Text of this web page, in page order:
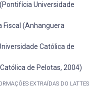
Universidade
Fiscal (Anhanguera
Católica de
de Pelotas, 2004)
EXTRAÍDAS DO LATTES